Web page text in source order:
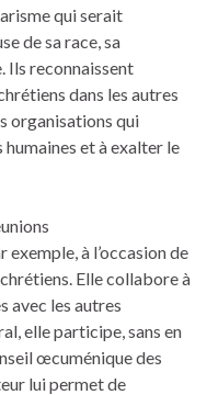
qui serait
de sa race, sa
Ils reconnaissent
dans les autres
organisations qui
et à exalter le
à l’occasion de
Elle collabore à
avec les autres
elle participe, sans en
œcuménique des
lui permet de